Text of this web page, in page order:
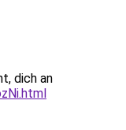
dich an